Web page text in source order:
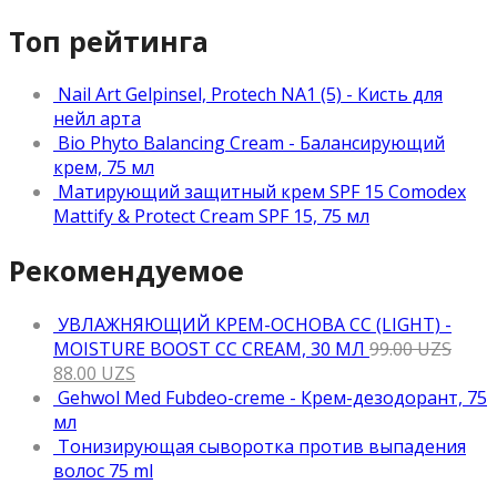
Топ рейтинга
Nail Art Gelpinsel, Protech NA1 (5) - Кисть для
нейл арта
Bio Phyto Balancing Cream - Балансирующий
крем, 75 мл
Матирующий защитный крем SPF 15 Comodex
Mattify & Protect Cream SPF 15, 75 мл
Рекомендуемое
УВЛАЖНЯЮЩИЙ КРЕМ-ОСНОВА CC (LIGHT) -
MOISTURE BOOST CC CREAM, 30 МЛ 99.00UZS
88.00 UZS
Gehwol Med Fubdeo-creme - Крем-дезодорант, 75
мл
Тонизирующая сыворотка против выпадения
волос 75 ml